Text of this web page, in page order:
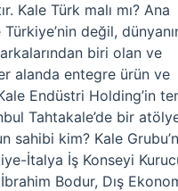
Kale Türk malı mı? Ana
değil,
biri olan ve
alanda entegre ürün ve
Endüstri Holding’in
Tahtakale’de bir
sahibi kim? Kale
İtalya İş Konseyi
Bodur, Dış